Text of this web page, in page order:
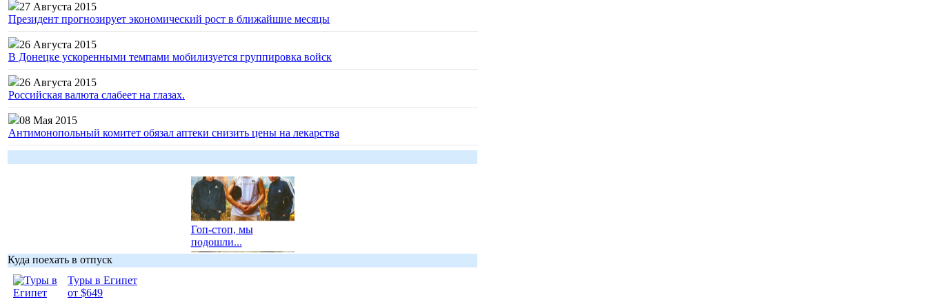
27 Августа 2015
Президент прогнозирует экономический рост в ближайшие месяцы
26 Августа 2015
В Донецке ускоренными темпами мобилизуется группировка войск
26 Августа 2015
Российская валюта слабеет на глазах.
08 Мая 2015
Антимонопольный комитет обязал аптеки снизить цены на лекарства
Гоп-стоп, мы
подошли...
Куда поехать в отпуск
Туры в Египет
от $649